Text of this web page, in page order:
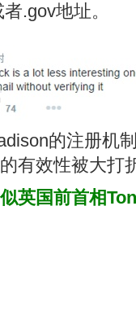
.gov地址。
的注册机
有效性被大打
英国前首相